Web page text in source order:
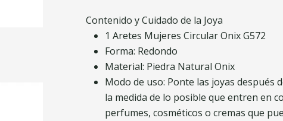
Contenido y Cuidado de la Joya
1 Aretes Mujeres Circular Onix G572
Forma: Redondo
Material: Piedra Natural Onix
Modo de uso: Ponte las joyas después
la medida de lo posible que entren en
perfumes, cosméticos o cremas que